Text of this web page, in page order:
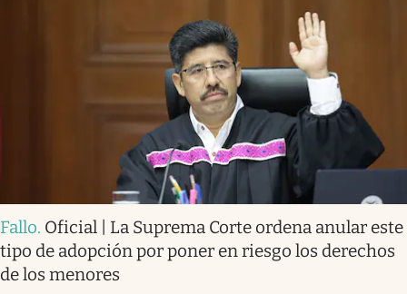
Fallo. Oficial | La Suprema Corte ordena anular este
tipo de adopción por poner en riesgo los derechos
de los menores